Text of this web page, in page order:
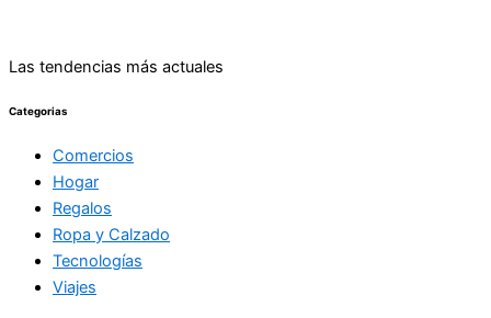
Las tendencias más actuales
Categorias
Comercios
Hogar
Regalos
Ropa y Calzado
Tecnologías
Viajes